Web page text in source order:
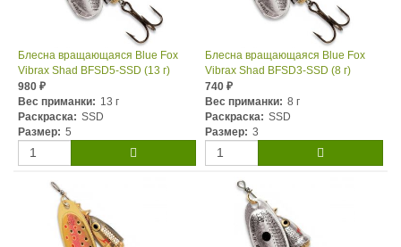
Блесна вращающаяся Blue Fox
Vibrax Shad BFSD5-SSD (13 г)
980 ₽
Вес приманки: 13 г
Раскраска: SSD
Размер: 5
Блесна вращающаяся Blue Fox
Vibrax Shad BFSD3-SSD (8 г)
740 ₽
Вес приманки: 8 г
Раскраска: SSD
Размер: 3